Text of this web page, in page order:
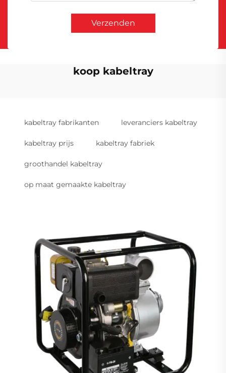
Verzenden
koop kabeltray
kabeltray fabrikanten leveranciers kabeltray
kabeltray prijs kabeltray fabriek
groothandel kabeltray
op maat gemaakte kabeltray